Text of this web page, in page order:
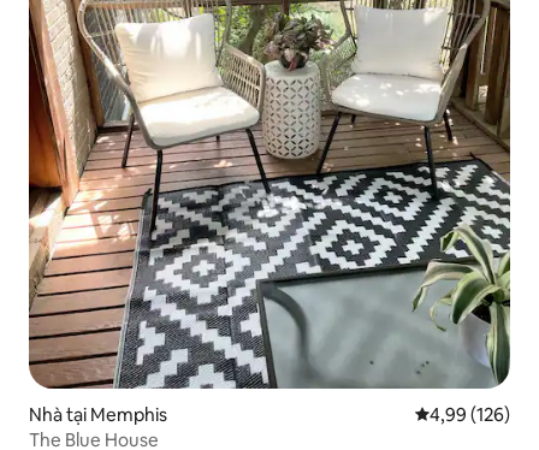
Nhà tại Memphis Xếp hạng
4,99 (126)
The Blue House